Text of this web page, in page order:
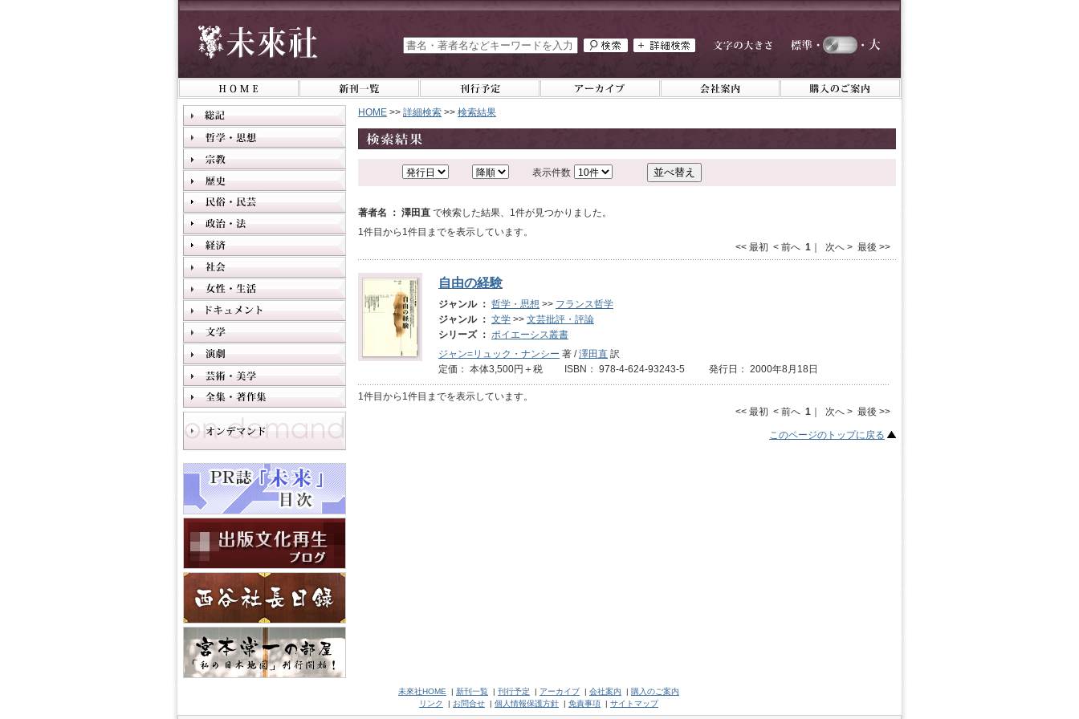
HOME >> 詳細検索 >> 検索結果
表示件数
著者名 ： 澤田直 で検索した結果、1件が見つかりました。
1件目から1件目までを表示しています。
<< 最初 < 前へ 1 ｜ 次へ > 最後 >>
自由の経験
ジャンル ： 哲学・思想 >> フランス哲学
ジャンル ： 文学 >> 文芸批評・評論
シリーズ ： ポイエーシス叢書
ジャン=リュック・ナンシー 著 /澤田直 訳
定価： 本体3,500円＋税 ISBN： 978-4-624-93243-5 発行日： 2000年8月18日
1件目から1件目までを表示しています。
<< 最初 < 前へ 1 ｜ 次へ > 最後 >>
このページのトップに戻る
未來社HOME | 新刊一覧 | 刊行予定 | アーカイブ | 会社案内 | 購入のご案内
リンク
| お問合せ | 個人情報保護方針 | 免責事項 | サイトマップ